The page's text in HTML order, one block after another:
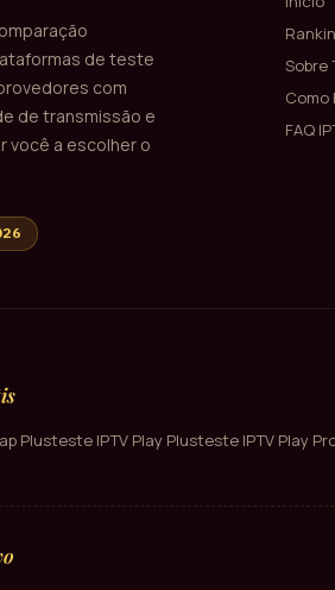
de teste
com
de transmissão e
você a escolher o
Sobre
Como
FAQ
Plusteste IPTV Play Plusteste IPTV Play